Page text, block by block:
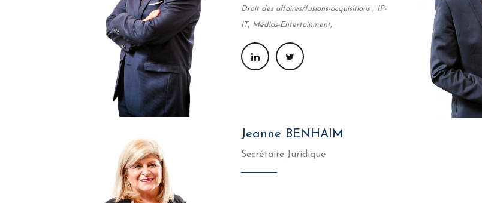
Droit des affaires/fusions-acquisitions , IP-
IT, Médias-Entertainment,
Jeanne BENHAIM
Secrétaire Juridique